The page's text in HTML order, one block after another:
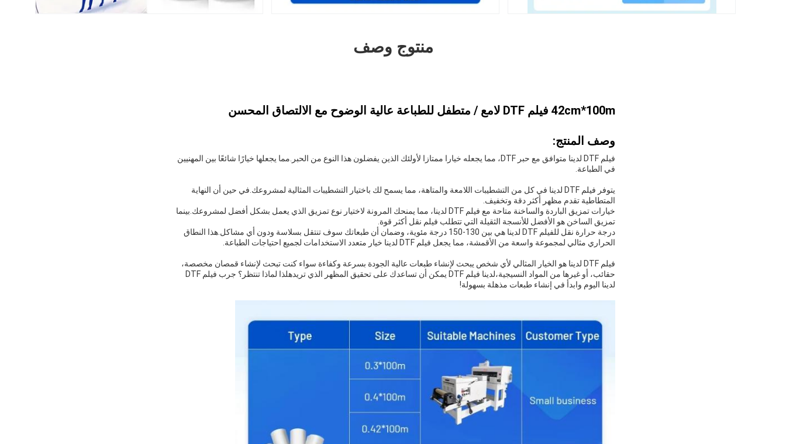
منتوج وصف
42cm*100m فيلم DTF لامع / متطفل للطباعة عالية الوضوح مع الالتصاق المحسن
وصف المنتج:
فيلم DTF لدينا متوافق مع حبر DTF، مما يجعله خيارا ممتازا لأولئك الذين يفضلون هذا النوع من الحبر.مما يجعلها خيارًا شائعًا بين المهنيين
في الطباعة.
يتوفر فيلم DTF لدينا في كل من التشطيبات اللامعة والمتاهة، مما يسمح لك باختيار التشطيبات المثالية لمشروعك.في حين أن النهاية
المتطاطية تقدم مظهر أكثر دقة وتخفيف.
خيارات تمزيق الباردة والساخنة متاحة مع فيلم DTF لدينا، مما يمنحك المرونة لاختيار نوع تمزيق الذي يعمل بشكل أفضل لمشروعك.بينما
تمزيق الساخن هو الأفضل للأنسجة الثقيلة التي تتطلب فيلم نقل أكثر قوة.
درجة حرارة نقل للفيلم DTF لدينا هي بين 130-150 درجة مئوية، وضمان أن طبعاتك سوف تنتقل بسلاسة ودون أي مشاكل.هذا النطاق
الحراري مثالي لمجموعة واسعة من الأقمشة، مما يجعل فيلم DTF لدينا خيار متعدد الاستخدامات لجميع احتياجات الطباعة.
فيلم DTF لدينا هو الخيار المثالي لأي شخص يبحث لإنشاء طبعات عالية الجودة بسرعة وكفاءة سواء كنت تبحث لإنشاء قمصان مخصصة،
حقائب، أو غيرها من المواد النسيجية،لدينا فيلم DTF يمكن أن تساعدك على تحقيق المظهر الذي تريدهلذا لماذا تنتظر؟ جرب فيلم DTF
لدينا اليوم وابدأ في إنشاء طبعات مذهلة بسهولة!